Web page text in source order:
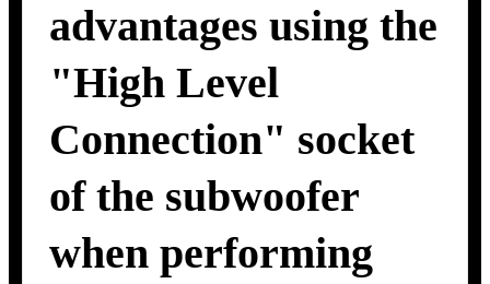
advantages using the
"High Level
Connection" socket
of the subwoofer
when performing